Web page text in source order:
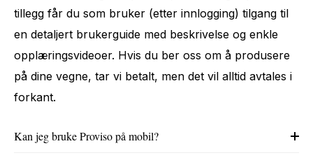
tillegg får du som bruker (etter innlogging) tilgang til
en detaljert brukerguide med beskrivelse og enkle
opplæringsvideoer. Hvis du ber oss om å produsere
på dine vegne, tar vi betalt, men det vil alltid avtales i
forkant.
Kan jeg bruke Proviso på mobil?